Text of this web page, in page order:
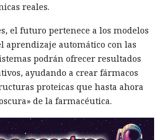
reales.
el futuro pertenece a los modelos
aprendizaje automático con las
podrán ofrecer resultados
ayudando a crear fármacos
proteicas que hasta ahora
de la farmacéutica.